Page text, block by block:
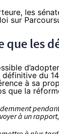
les
sur
que les
du
à sa
que la
à un